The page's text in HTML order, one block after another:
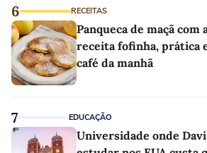
6 RECEITAS
Panqueca de maçã com
receita fofinha, prática
café da manhã
7 EDUCAÇÃO
Universidade onde